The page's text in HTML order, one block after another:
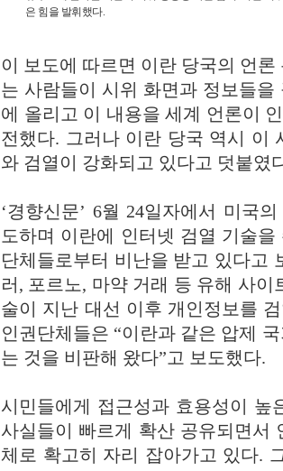
은 힘을 발휘했다.
이 보도에 따르면 이란 당국의 언
는 사람들이 시위 화면과 정보들을
에 올리고 이 내용을 세계 언론이
전했다. 그러나 이란 당국 역시 이
와 검열이 강화되고 있다고 덧붙였
‘경향신문’ 6월 24일자에서 미국
도하며 이란에 인터넷 검열 기술
단체들로부터 비난을 받고 있다고
러, 포르노, 마약 거래 등 유해 사
술이 지난 대선 이후 개인정보를
인권단체들은 “이란과 같은 압제
는 것을 비판해 왔다”고 보도했다.
시민들에게 접근성과 효용성이
사실들이 빠르게 확산 공유되면서
체로 확고히 자리 잡아가고 있다.